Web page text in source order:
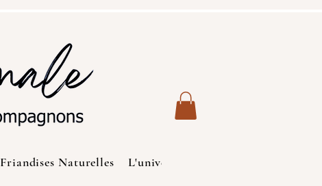
Friandises Naturelles L'univers des Chats